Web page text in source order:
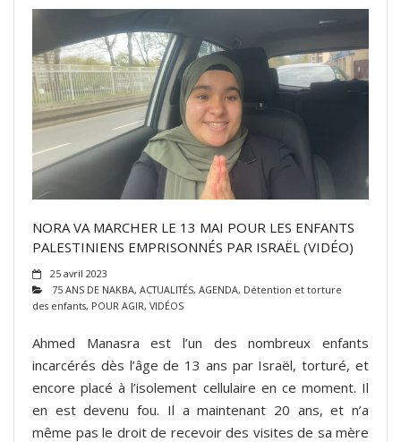
NORA VA MARCHER LE 13 MAI POUR LES ENFANTS
PALESTINIENS EMPRISONNÉS PAR ISRAËL (VIDÉO)
25 avril 2023
75 ANS DE NAKBA, ACTUALITÉS, AGENDA, Détention et torture
des enfants, POUR AGIR, VIDÉOS
Ahmed Manasra est l’un des nombreux enfants
incarcérés dès l’âge de 13 ans par Israël, torturé, et
encore placé à l’isolement cellulaire en ce moment. Il
en est devenu fou. Il a maintenant 20 ans, et n’a
même pas le droit de recevoir des visites de sa mère